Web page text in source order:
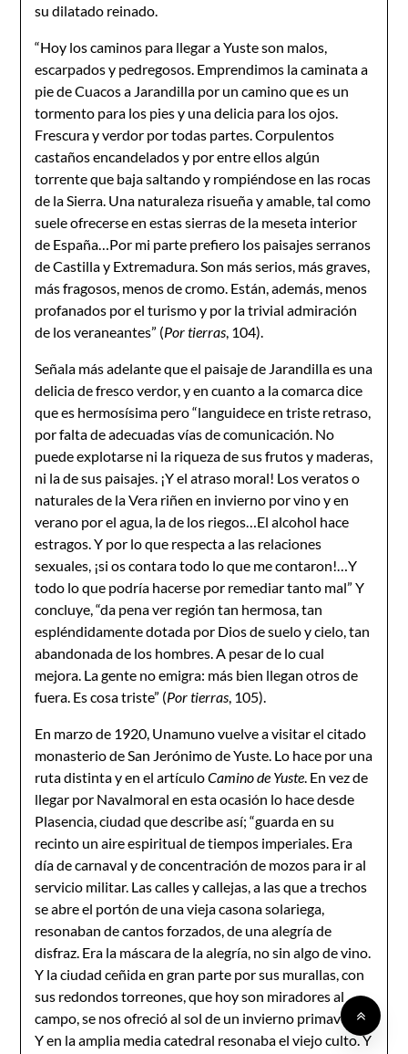
su dilatado reinado.
“Hoy los caminos para llegar a Yuste son malos,
escarpados y pedregosos. Emprendimos la caminata a
pie de Cuacos a Jarandilla por un camino que es un
tormento para los pies y una delicia para los ojos.
Frescura y verdor por todas partes. Corpulentos
castaños encandelados y por entre ellos algún
torrente que baja saltando y rompiéndose en las rocas
de la Sierra. Una naturaleza risueña y amable, tal como
suele ofrecerse en estas sierras de la meseta interior
de España…Por mi parte prefiero los paisajes serranos
de Castilla y Extremadura. Son más serios, más graves,
más fragosos, menos de cromo. Están, además, menos
profanados por el turismo y por la trivial admiración
de los veraneantes” (Por tierras, 104).
Señala más adelante que el paisaje de Jarandilla es una
delicia de fresco verdor, y en cuanto a la comarca dice
que es hermosísima pero “languidece en triste retraso,
por falta de adecuadas vías de comunicación. No
puede explotarse ni la riqueza de sus frutos y maderas,
ni la de sus paisajes. ¡Y el atraso moral! Los veratos o
naturales de la Vera riñen en invierno por vino y en
verano por el agua, la de los riegos…El alcohol hace
estragos. Y por lo que respecta a las relaciones
sexuales, ¡si os contara todo lo que me contaron!…Y
todo lo que podría hacerse por remediar tanto mal” Y
concluye, “da pena ver región tan hermosa, tan
espléndidamente dotada por Dios de suelo y cielo, tan
abandonada de los hombres. A pesar de lo cual
mejora. La gente no emigra: más bien llegan otros de
fuera. Es cosa triste” (Por tierras, 105).
En marzo de 1920, Unamuno vuelve a visitar el citado
monasterio de San Jerónimo de Yuste. Lo hace por una
ruta distinta y en el artículoCamino de Yuste. En vez de
llegar por Navalmoral en esta ocasión lo hace desde
Plasencia, ciudad que describe así; “guarda en su
recinto un aire espiritual de tiempos imperiales. Era
día de carnaval y de concentración de mozos para ir al
servicio militar. Las calles y callejas, a las que a trechos
se abre el portón de una vieja casona solariega,
resonaban de cantos forzados, de una alegría de
disfraz. Era la máscara de la alegría, no sin algo de vino.
Y la ciudad ceñida en gran parte por sus murallas, con
sus redondos torreones, que hoy son miradores al
campo, se nos ofreció al sol de un invierno primaveral.
Y en la amplia media catedral resonaba el viejo culto. Y